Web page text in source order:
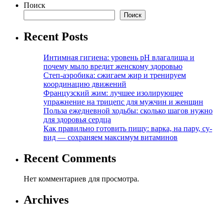
Поиск
Поиск
Recent Posts
Интимная гигиена: уровень pH влагалища и
почему мыло вредит женскому здоровью
Степ-аэробика: сжигаем жир и тренируем
координацию движений
Французский жим: лучшее изолирующее
упражнение на трицепс для мужчин и женщин
Польза ежедневной ходьбы: сколько шагов нужно
для здоровья сердца
Как правильно готовить пищу: варка, на пару, су-
вид — сохраняем максимум витаминов
Recent Comments
Нет комментариев для просмотра.
Archives